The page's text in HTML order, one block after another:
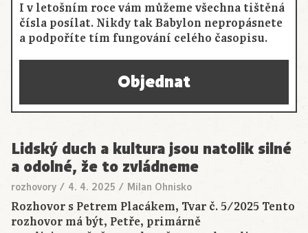
I v letošním roce vám můžeme všechna tištěná
čísla posílat. Nikdy tak Babylon nepropásnete
a podpoříte tím fungování celého časopisu.
Objednat
Lidský duch a kultura jsou natolik silné
a odolné, že to zvládneme
rozhovory / 4. 4. 2025 / Milan Ohnisko
Rozhovor s Petrem Placákem, Tvar č. 5/2025 Tento
rozhovor má být, Petře, primárně